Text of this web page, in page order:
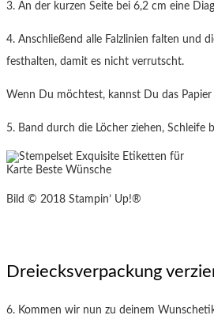
3. An der kurzen Seite bei 6,2 cm eine
4. Anschließend alle Falzlinien falten und
festhalten, damit es nicht verrutscht.
Wenn Du möchtest, kannst Du das
5. Band durch die Löcher ziehen, Schleife
Bild © 2018 Stampin’ Up!®
Dreiecksverpackung
6. Kommen wir nun zu deinem